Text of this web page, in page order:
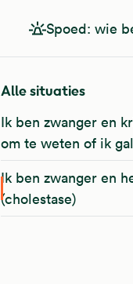
Spoed: wie
Alle situaties
Ik ben zwanger en
om te weten of ik
Ik ben zwanger en
(cholestase)